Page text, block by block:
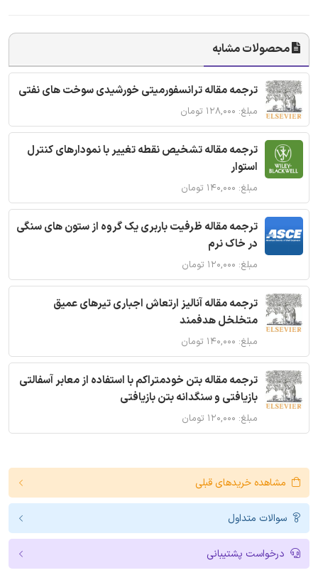
محصولات مشابه
ترجمه مقاله ترانسفورمیتی خورشیدی سوخت های نفتی
مبلغ: ۱۲۸,۰۰۰ تومان
ترجمه مقاله تشخیص نقطه تغییر با نمودارهای کنترل
استوار
مبلغ: ۱۴۰,۰۰۰ تومان
ترجمه مقاله ظرفیت باربری یک گروه از ستون های سنگی
در خاک نرم
مبلغ: ۱۲۰,۰۰۰ تومان
ترجمه مقاله آنالیز ارتعاش اجباری تیرهای عمیق
متخلخل هدفمند
مبلغ: ۱۴۰,۰۰۰ تومان
ترجمه مقاله بتن خودمتراکم با استفاده از معابر آسفالتی
بازیافتی و سنگدانه بتن بازیافتی
مبلغ: ۱۲۰,۰۰۰ تومان
مشاهده خریدهای قبلی
سوالات متداول
درخواست پشتیبانی